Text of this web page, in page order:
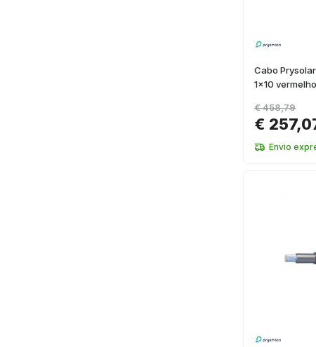
Cabo
1x10
€
€ 458,79
Envio